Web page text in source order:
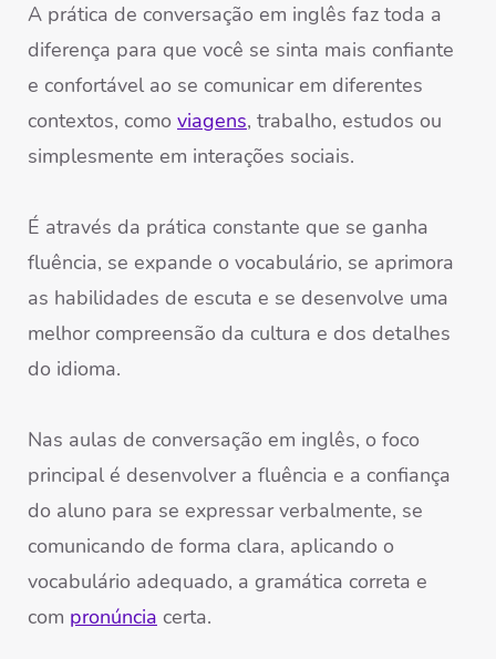
A prática de conversação em inglês faz toda a
diferença para que você se sinta mais confiante
e confortável ao se comunicar em diferentes
contextos, como viagens, trabalho, estudos ou
simplesmente em interações sociais.
É através da prática constante que se ganha
fluência, se expande o vocabulário, se aprimora
as habilidades de escuta e se desenvolve uma
melhor compreensão da cultura e dos detalhes
do idioma.
Nas aulas de conversação em inglês, o foco
principal é desenvolver a fluência e a confiança
do aluno para se expressar verbalmente, se
comunicando de forma clara, aplicando o
vocabulário adequado, a gramática correta e
com pronúncia certa.